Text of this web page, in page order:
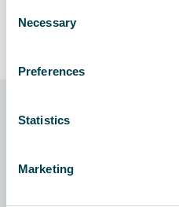
Selection
Necessary
Preferences
Statistics
Marketing
Nem installation og brug